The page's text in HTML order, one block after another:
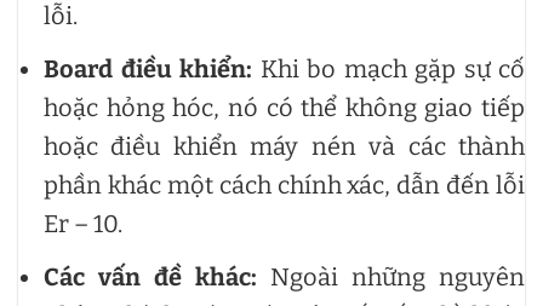
lỗi.
Board điều khiển: Khi bo mạch gặp sự cố
hoặc hỏng hóc, nó có thể không giao tiếp
hoặc điều khiển máy nén và các thành
phần khác một cách chính xác, dẫn đến lỗi
Er – 10.
Các vấn đề khác: Ngoài những nguyên